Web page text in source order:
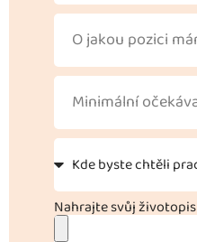
Nahrajte svůj životopis